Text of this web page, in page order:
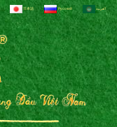
日本語 Русский العربية